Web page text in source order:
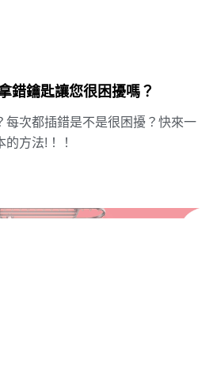
錯鑰匙讓您很困擾嗎？
每次都插錯是不是很困擾？快來一
方法!！！